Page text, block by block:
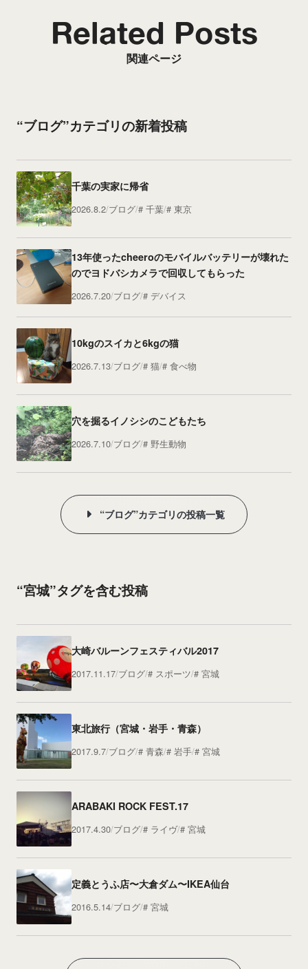
関連ページ
Related Posts
“ブログ”カテゴリの新着投稿
千葉の実家に帰省
2026.8.2 ブログ 千葉 東京
13年使ったcheeroのモバイルバッテリーが壊れた
のでヨドバシカメラで回収してもらった
2026.7.20 ブログ デバイス
10kgのスイカと6kgの猫
2026.7.13 ブログ 猫 食べ物
穴を掘るイノシシのこどもたち
2026.7.10 ブログ 野生動物
“ブログ”カテゴリの投稿一覧
“宮城”タグを含む投稿
大崎バルーンフェスティバル2017
2017.11.17 ブログ スポーツ 宮城
東北旅行（宮城・岩手・青森）
2017.9.7 ブログ 青森 岩手 宮城
ARABAKI ROCK FEST.17
2017.4.30 ブログ ライヴ 宮城
定義とうふ店〜大倉ダム〜IKEA仙台
2016.5.14 ブログ 宮城